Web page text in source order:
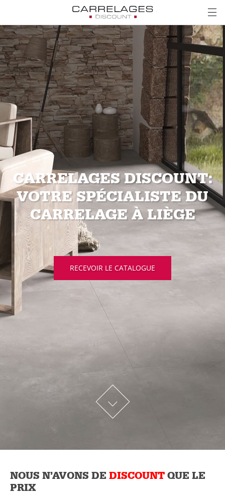
CARRELAGES DISCOUNT:
VOTRE SPÉCIALISTE DU
CARRELAGE À LIÈGE
RECEVOIR LE CATALOGUE
NOUS N’AVONS DE DISCOUNTQUE LE
PRIX